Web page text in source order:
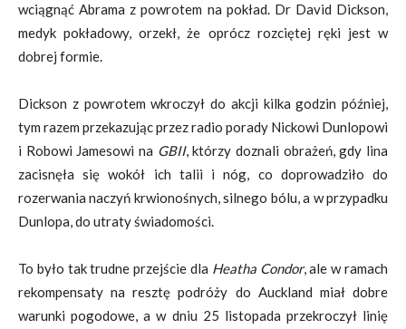
wciągnąć Abrama z powrotem na pokład. Dr David Dickson,
medyk pokładowy, orzekł, że oprócz rozciętej ręki jest w
dobrej formie.
Dickson z powrotem wkroczył do akcji kilka godzin później,
tym razem przekazując przez radio porady Nickowi Dunlopowi
i Robowi Jamesowi na GBII, którzy doznali obrażeń, gdy lina
zacisnęła się wokół ich talii i nóg, co doprowadziło do
rozerwania naczyń krwionośnych, silnego bólu, a w przypadku
Dunlopa, do utraty świadomości.
To było tak trudne przejście dla Heatha Condor, ale w ramach
rekompensaty na resztę podróży do Auckland miał dobre
warunki pogodowe, a w dniu 25 listopada przekroczył linię